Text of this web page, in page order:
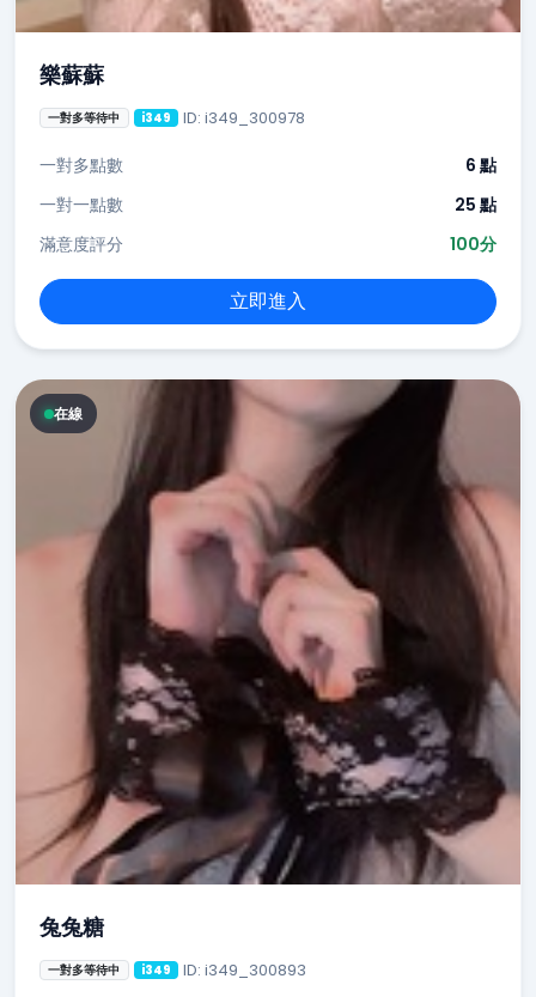
樂蘇蘇
一對多等待中 i349 ID: i349_300978
一對多點數
6 點
一對一點數
25 點
滿意度評分
100分
立即進入
在線
兔兔糖
一對多等待中 i349 ID: i349_300893